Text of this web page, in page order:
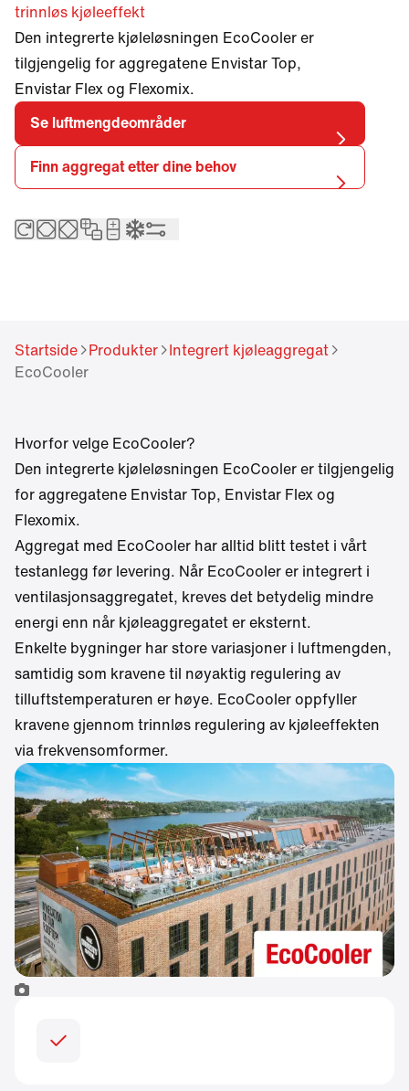
trinnløs kjøleeffekt
Den integrerte kjøleløsningen EcoCooler er
tilgjengelig for aggregatene Envistar Top,
Envistar Flex og Flexomix.
Se luftmengdeområder
Finn aggregat etter dine behov
Startside Produkter Integrert kjøleaggregat
EcoCooler
Hvorfor velge EcoCooler?
Den integrerte kjøleløsningen EcoCooler er tilgjengelig
for aggregatene Envistar Top, Envistar Flex og
Flexomix.
Aggregat med EcoCooler har alltid blitt testet i vårt
testanlegg før levering. Når EcoCooler er integrert i
ventilasjonsaggregatet, kreves det betydelig mindre
energi enn når kjøleaggregatet er eksternt.
Enkelte bygninger har store variasjoner i luftmengden,
samtidig som kravene til nøyaktig regulering av
tilluftstemperaturen er høye. EcoCooler oppfyller
kravene gjennom trinnløs regulering av kjøleeffekten
via frekvensomformer.